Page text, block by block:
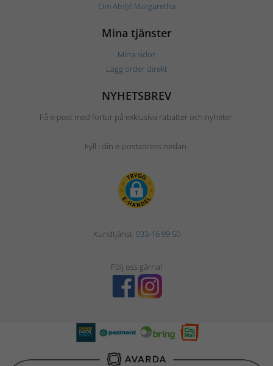
Om Ateljé Margaretha
Mina tjänster
Mina sidor
Lägg order direkt
NYHETSBREV
Få e-post med förtur på exklusiva rabatter och nyheter.
Fyll i din e-postadress nedan.
Kundtjänst: 033-16 99 50
Följ oss gärna!